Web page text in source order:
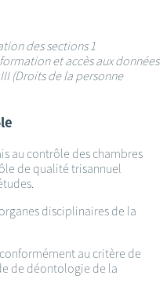
des sections 1
et accès aux données
(Droits de la personne
au contrôle des chambres
de qualité trisannuel
disciplinaires de la
au critère de
de déontologie de la